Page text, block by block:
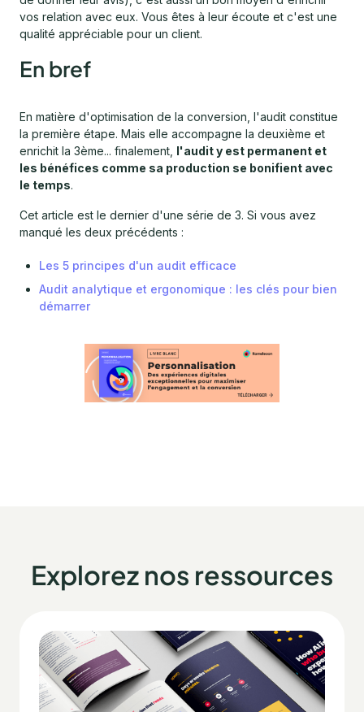
vos relation avec eux. Vous êtes à leur écoute et c'est une
qualité appréciable pour un client.
En bref
En matière d'optimisation de la conversion, l'audit constitue
la première étape. Mais elle accompagne la deuxième et
enrichit la 3ème... finalement, l'audit y est permanent et
les bénéfices comme sa production se bonifient avec
le temps.
Cet article est le dernier d'une série de 3. Si vous avez
manqué les deux précédents :
Les 5 principes d'un audit efficace
​Audit analytique et ergonomique : les clés pour bien
démarrer
Explorez nos ressources